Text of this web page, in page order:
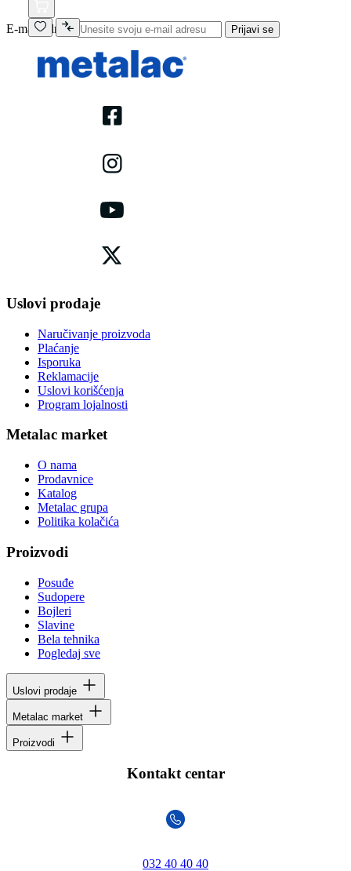
E-mail adresa Prijavi se
Uslovi prodaje
Naručivanje proizvoda
Plaćanje
Isporuka
Reklamacije
Uslovi korišćenja
Program lojalnosti
Metalac market
O nama
Prodavnice
Katalog
Metalac grupa
Politika kolačića
Proizvodi
Posuđe
Sudopere
Bojleri
Slavine
Bela tehnika
Pogledaj sve
Uslovi prodaje
Metalac market
Proizvodi
Kontakt centar
032 40 40 40